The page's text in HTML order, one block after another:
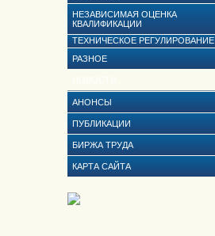
НЕЗАВИСИМАЯ ОЦЕНКА
КВАЛИФИКАЦИИ
ТЕХНИЧЕСКОЕ РЕГУЛИРОВАНИЕ
РАЗНОЕ
АНОНСЫ
ПУБЛИКАЦИИ
БИРЖА ТРУДА
КАРТА САЙТА